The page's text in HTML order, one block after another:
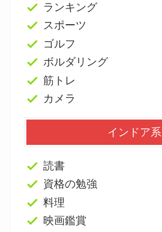
ランキング
スポーツ
ゴルフ
ボルダリング
筋トレ
カメラ
インドア系
読書
資格の勉強
料理
映画鑑賞